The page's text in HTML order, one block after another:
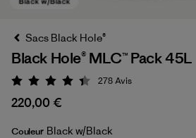
Sacs Black Hole®
Black Hole® MLC™ Pack 45L
Évaluation: 4.4 / 5
278Avis
220,00 €
Couleur Black w/Black